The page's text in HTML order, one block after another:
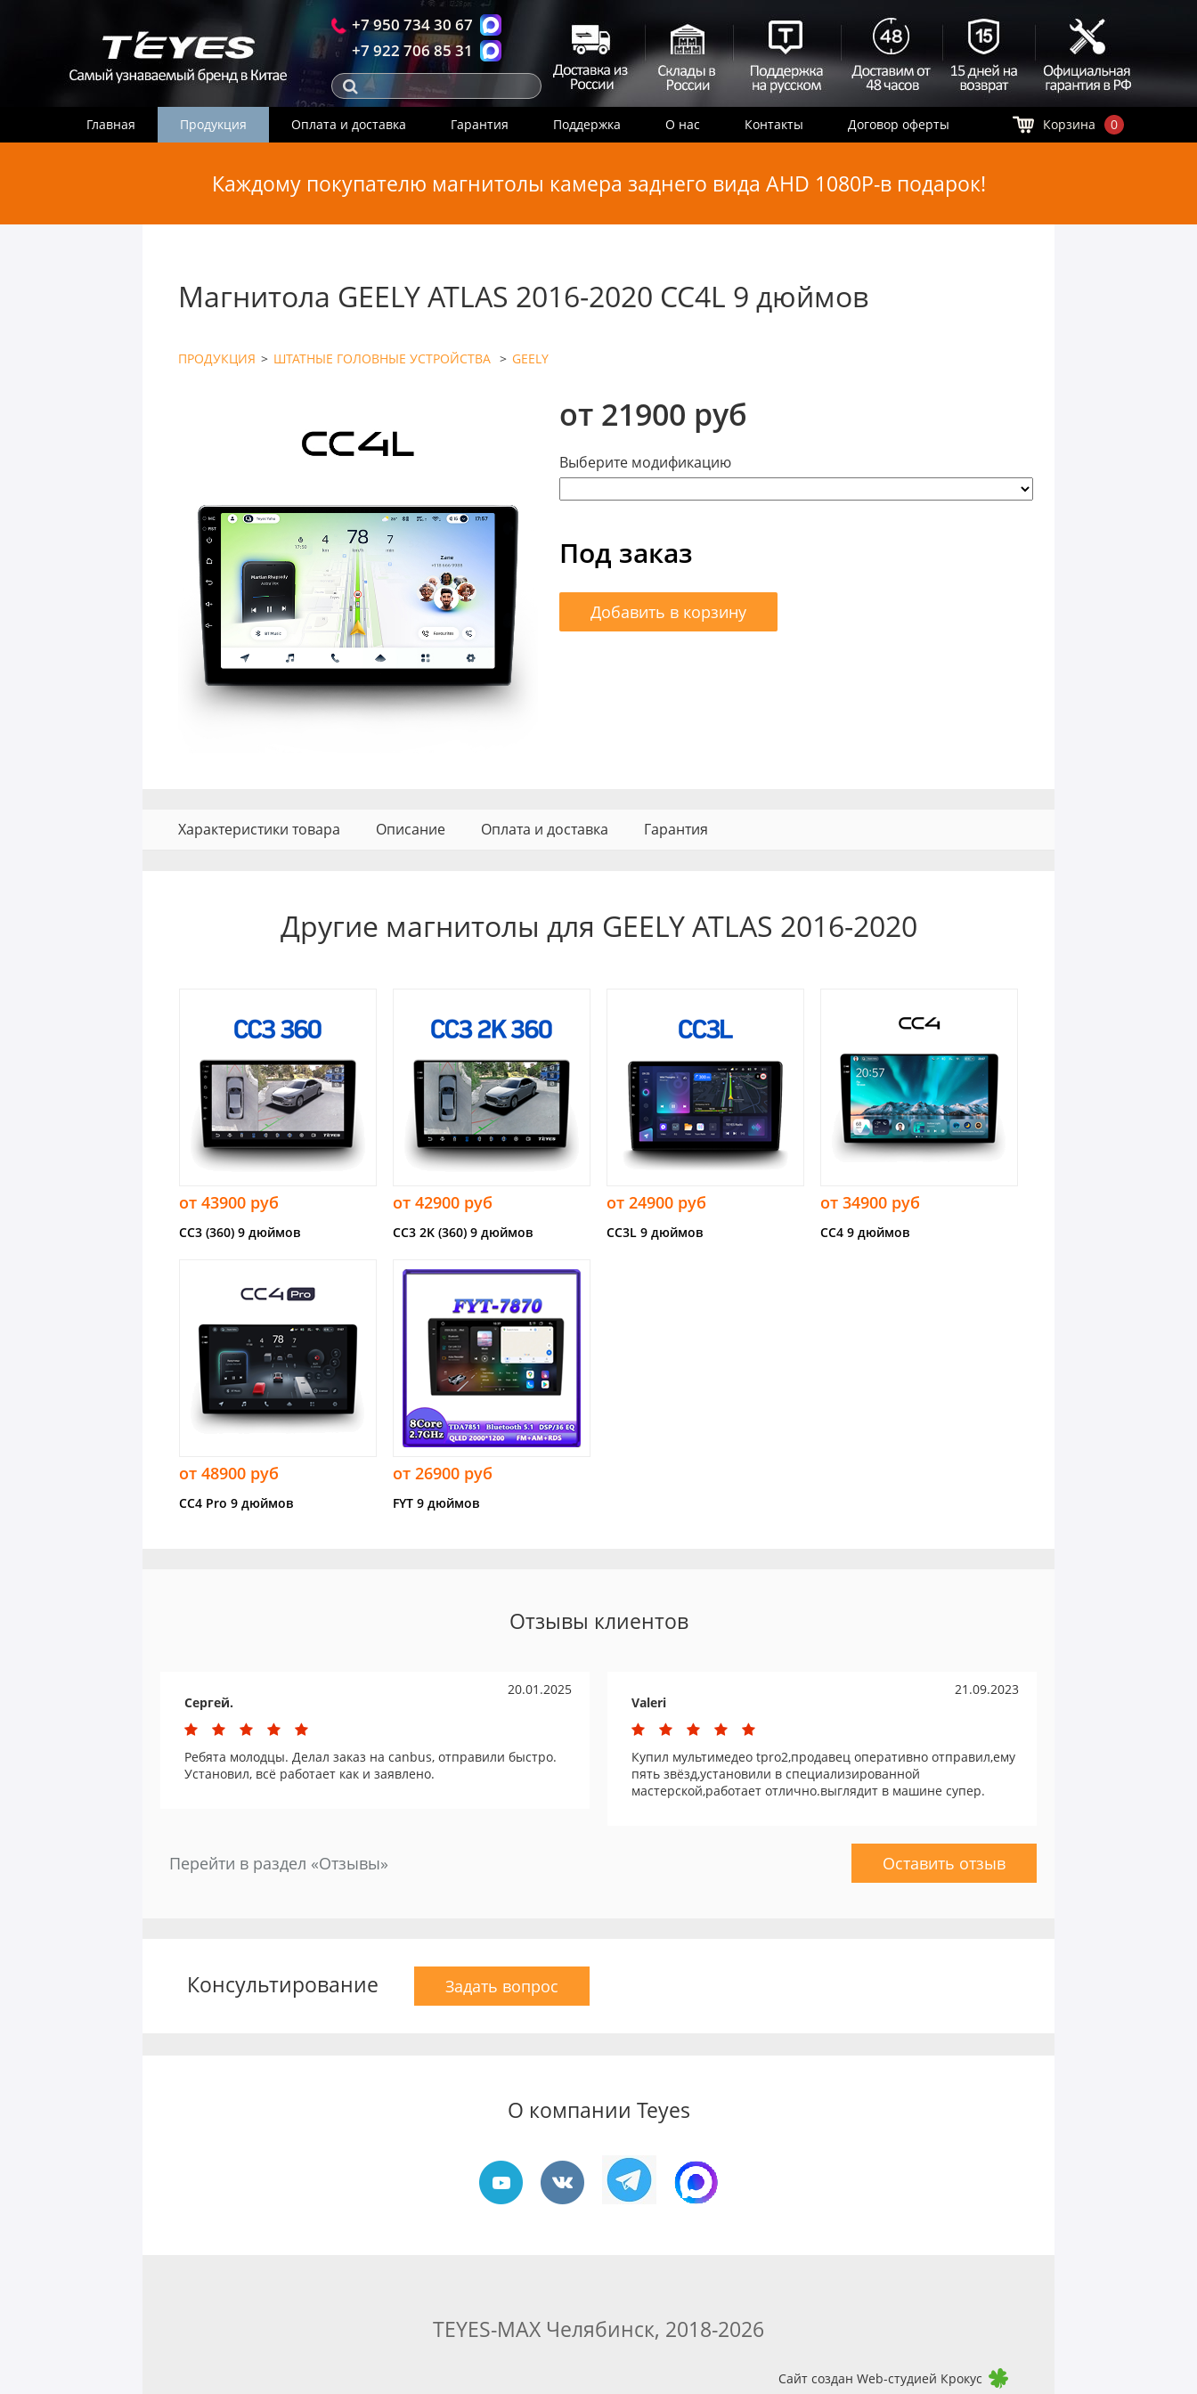
+7 950 734 30 67
+7 922 706 85 31
Главная Продукция Оплата и доставка Гарантия Поддержка О нас Контакты Договор оферты Корзина 0
Каждому покупателю магнитолы камера заднего вида AHD 1080P-в подарок!
Магнитола GEELY ATLAS 2016-2020 CC4L 9 дюймов
ПРОДУКЦИЯ > ШТАТНЫЕ ГОЛОВНЫЕ УСТРОЙСТВА > GEELY
от 21900 руб
Выберите модификацию
Под заказ
Добавить в корзину
Характеристики товара Описание Оплата и доставка Гарантия
Другие магнитолы для GEELY ATLAS 2016-2020
от 43900 руб
CC3 (360) 9 дюймов
от 42900 руб
CC3 2K (360) 9 дюймов
от 24900 руб
CC3L 9 дюймов
от 34900 руб
CC4 9 дюймов
от 48900 руб
CC4 Pro 9 дюймов
от 26900 руб
FYT 9 дюймов
Отзывы клиентов
20.01.2025
Сергей.
Ребята молодцы. Делал заказ на canbus, отправили быстро.
Установил, всё работает как и заявлено.
21.09.2023
Valeri
Купил мультимедео tpro2,продавец оперативно отправил,ему
пять звёзд,установили в специализированной
мастерской,работает отлично.выглядит в машине супер.
Перейти в раздел «Отзывы» Оставить отзыв
Консультирование Задать вопрос
О компании Teyes
TEYES-MAX Челябинск, 2018-2026
Сайт создан Web-студией Крокус